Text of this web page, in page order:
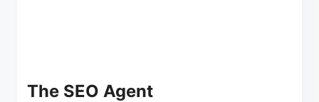
The SEO Agent